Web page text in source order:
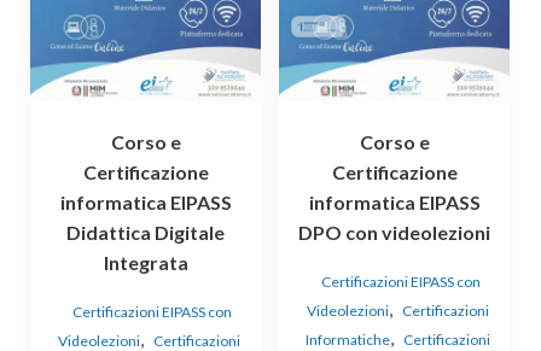
Corso e
Certificazione
informatica EIPASS
Didattica Digitale
Integrata
Certificazioni EIPASS con
Videolezioni, Certificazioni
opzioni
possono
pagina
Corso e
Certificazione
informatica EIPASS
DPO con videolezioni
Certificazioni EIPASS con
Videolezioni, Certificazioni
Informatiche, Certificazioni